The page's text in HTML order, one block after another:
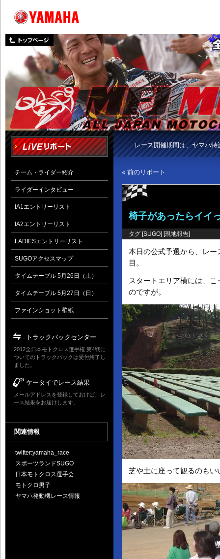
レース開催期間は、ヤマハ
« 前のリポート
椅子があったらイイ
タグ [SUGO] [現地報告]
本日の公式予選から、レ
目。
スタートエリア横には、
のですが。
芝や土に座って観るのもい
チーム・ライダー紹介
ライダーインタビュー
IA1エントリーリスト
IA2エントリーリスト
LADIESエントリーリスト
SUGOアクセスマップ
タイムテーブル 5月26日（土）
タイムテーブル 5月27日（日）
ファインショット壁紙
トラックバックセンター
2012全日本モトクロス選手権 第4戦に
ついてのトラックバックは受付終了し
ました。
ケータイでレース結果
メールアドレスを登録しておけば、レ
ース結果をお届けします。
関連情報
twitter:yamaha_race
スポーツランドSUGO
日本モトクロス選手会
モトクロ男子
ヤマハ発動機レース情報